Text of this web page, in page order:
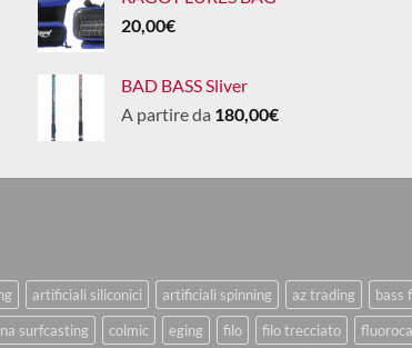
20,00€
BAD BASS Sliver
A partire da 180,00€
artificiali siliconici artificiali spinning az trading bass
surfcasting colmic eging filo filo trecciato